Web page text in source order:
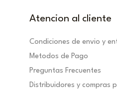
Atencion al cliente
Condiciones de envio y
Metodos de Pago
Preguntas Frecuentes
Distribuidores y compras